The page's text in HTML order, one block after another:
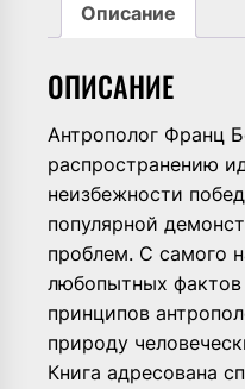
Описание
ОПИСАНИЕ
Антрополог Франц
распространению
неизбежности
популярной
проблем. С самого
любопытных фактов
принципов
природу
Книга адресована